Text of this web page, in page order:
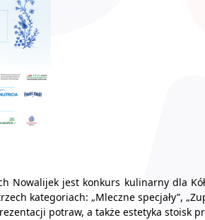
Nowalijek jest konkurs kulinarny dla
kategoriach: „Mleczne specjały”,
potraw, a także estetyka stoisk